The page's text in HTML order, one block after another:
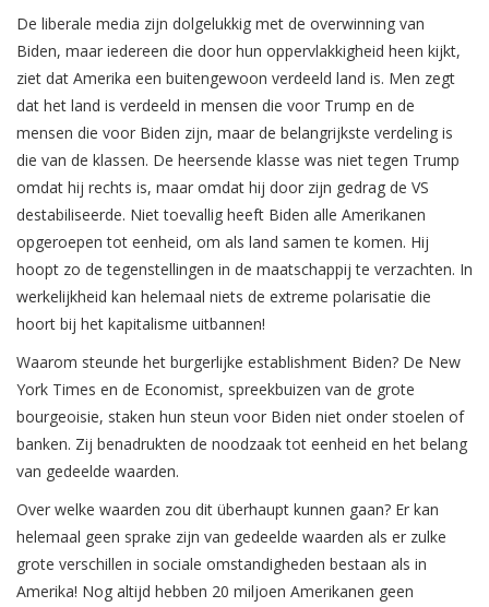
De liberale media zijn dolgelukkig met de overwinning van
Biden, maar iedereen die door hun oppervlakkigheid heen kijkt,
ziet dat Amerika een buitengewoon verdeeld land is. Men zegt
dat het land is verdeeld in mensen die voor Trump en de
mensen die voor Biden zijn, maar de belangrijkste verdeling is
die van de klassen. De heersende klasse was niet tegen Trump
omdat hij rechts is, maar omdat hij door zijn gedrag de VS
destabiliseerde. Niet toevallig heeft Biden alle Amerikanen
opgeroepen tot eenheid, om als land samen te komen. Hij
hoopt zo de tegenstellingen in de maatschappij te verzachten. In
werkelijkheid kan helemaal niets de extreme polarisatie die
hoort bij het kapitalisme uitbannen!
Waarom steunde het burgerlijke establishment Biden? De New
York Times en de Economist, spreekbuizen van de grote
bourgeoisie, staken hun steun voor Biden niet onder stoelen of
banken. Zij benadrukten de noodzaak tot eenheid en het belang
van gedeelde waarden.
Over welke waarden zou dit überhaupt kunnen gaan? Er kan
helemaal geen sprake zijn van gedeelde waarden als er zulke
grote verschillen in sociale omstandigheden bestaan als in
Amerika! Nog altijd hebben 20 miljoen Amerikanen geen